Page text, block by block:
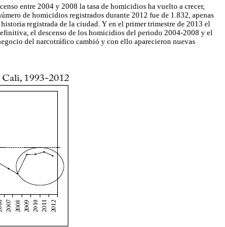
entre 2004 y 2008 la tasa de homicidios ha vuelto a crecer,
de homicidios registrados durante 2012 fue de 1.832, apenas
registrada de la ciudad. Y en el primer trimestre de 2013 el
el descenso de los homicidios del periodo 2004-2008 y el
del narcotráfico cambió y con ello aparecieron nuevas